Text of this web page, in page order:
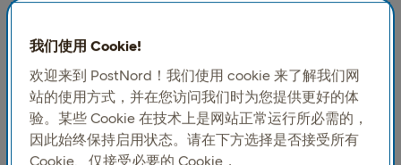
我们使用 Cookie!
欢迎来到 PostNord！我们使用 cookie 来了解我们网
站的使用方式，并在您访问我们时为您提供更好的体
验。某些 Cookie 在技术上是网站正常运行所必需的，
因此始终保持启用状态。请在下方选择是否接受所有
Cookie、仅接受必要的 Cookie，